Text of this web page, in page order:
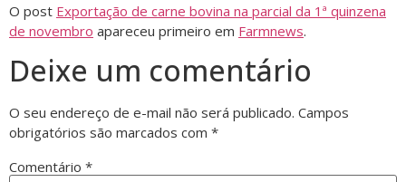
O post Exportação de carne bovina na parcial da 1ª quinzena
de novembro apareceu primeiro em Farmnews.
Deixe um comentário
O seu endereço de e-mail não será publicado. Campos
obrigatórios são marcados com *
Comentário *